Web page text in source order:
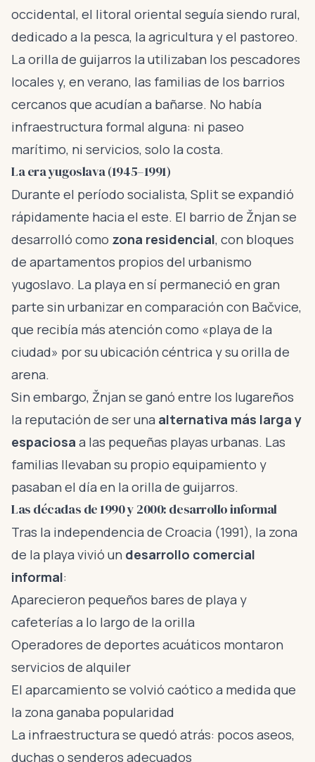
occidental, el litoral oriental seguía siendo rural,
dedicado a la pesca, la agricultura y el pastoreo.
La orilla de guijarros la utilizaban los pescadores
locales y, en verano, las familias de los barrios
cercanos que acudían a bañarse. No había
infraestructura formal alguna: ni paseo
marítimo, ni servicios, solo la costa.
La era yugoslava (1945–1991)
Durante el período socialista, Split se expandió
rápidamente hacia el este. El barrio de Žnjan se
desarrolló como zona residencial, con bloques
de apartamentos propios del urbanismo
yugoslavo. La playa en sí permaneció en gran
parte sin urbanizar en comparación con Bačvice,
que recibía más atención como «playa de la
ciudad» por su ubicación céntrica y su orilla de
arena.
Sin embargo, Žnjan se ganó entre los lugareños
la reputación de ser una alternativa más larga y
espaciosa a las pequeñas playas urbanas. Las
familias llevaban su propio equipamiento y
pasaban el día en la orilla de guijarros.
Las décadas de 1990 y 2000: desarrollo informal
Tras la independencia de Croacia (1991), la zona
de la playa vivió un desarrollo comercial
informal:
Aparecieron pequeños bares de playa y
cafeterías a lo largo de la orilla
Operadores de deportes acuáticos montaron
servicios de alquiler
El aparcamiento se volvió caótico a medida que
la zona ganaba popularidad
La infraestructura se quedó atrás: pocos aseos,
duchas o senderos adecuados